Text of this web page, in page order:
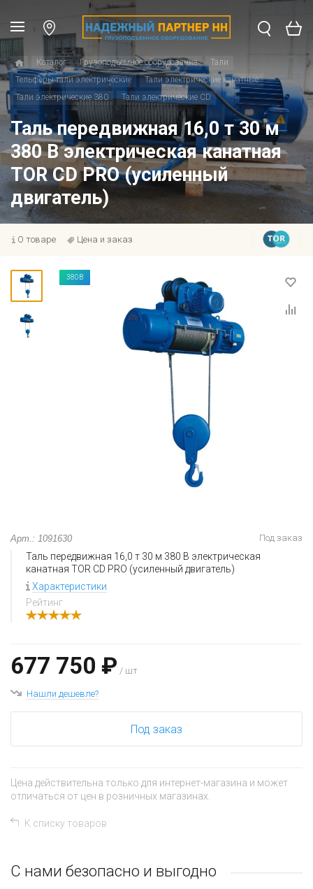
Каталог Грузоподъемное оборудование
Тали
Тельферы тали электрические
Тали электрические канатные
Тали электрические 380
Тали электрические CD
Таль передвижная 16,0 т 30 м
380 В электрическая канатная
TOR CD PRO (усиленный
двигатель)
О товаре Цена и заказ
380В
Арт.: 1091630 Под заказ
Таль передвижная 16,0 т 30 м 380 В электрическая
канатная TOR CD PRO (усиленный двигатель)
Характеристики
Рейтинг
677 750 ₽ / шт
Нашли дешевле?
Под заказ
Цена действительна только для интернет-магазина и может
отличаться от цен в розничных магазинах.
К списку товаров
С нами безопасно и выгодно